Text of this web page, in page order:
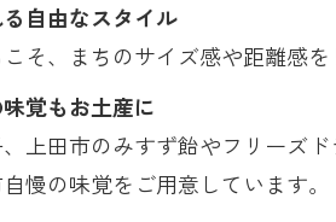
自由なスタイル
そ、まちのサイズ感や距離感を
覚もお土産に
上田市のみすず飴やフリーズ
慢の味覚をご用意しています。